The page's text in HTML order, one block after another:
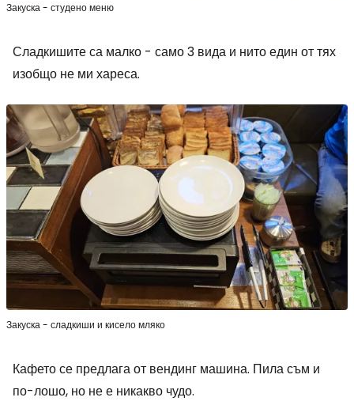
Закуска - студено меню
Сладкишите са малко - само 3 вида и нито един от тях
изобщо не ми хареса.
Закуска - сладкиши и кисело мляко
Кафето се предлага от вендинг машина. Пила съм и
по-лошо, но не е никакво чудо.